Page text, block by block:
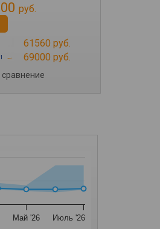
руб.
61560 руб.
→ 69000 руб.
сравнение
Май '26 Июль '26